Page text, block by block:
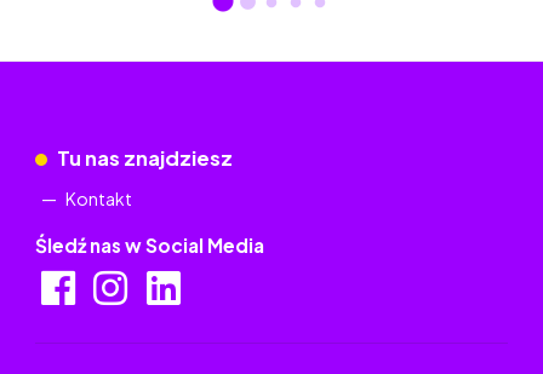
Tu nas znajdziesz
Kontakt
Śledź nas w Social Media